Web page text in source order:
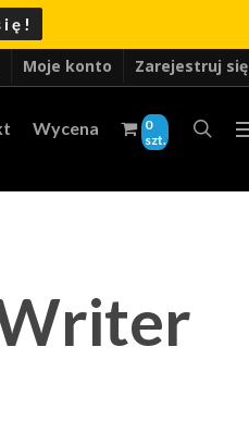
Moje konto Zarejestruj się
Wycena
0
szt.
Writer